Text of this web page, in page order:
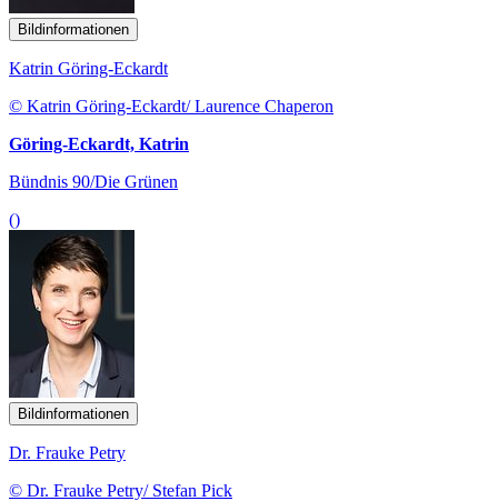
Bildinformationen
Katrin Göring-Eckardt
© Katrin Göring-Eckardt/ Laurence Chaperon
Göring-Eckardt, Katrin
Bündnis 90/Die Grünen
()
Bildinformationen
Dr. Frauke Petry
© Dr. Frauke Petry/ Stefan Pick